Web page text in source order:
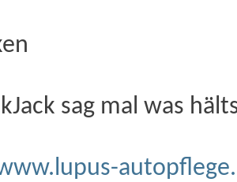
sag mal was